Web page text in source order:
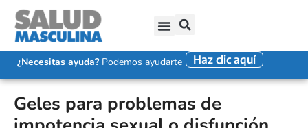
¿Necesitas ayuda?Podemos ayudarte Haz clic aquí
Geles para problemas de